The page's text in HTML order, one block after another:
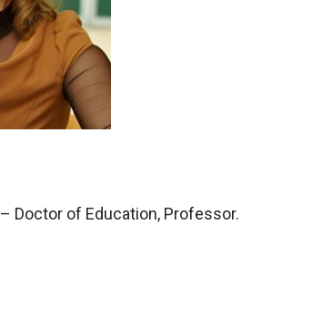
– Doctor of Education, Professor.